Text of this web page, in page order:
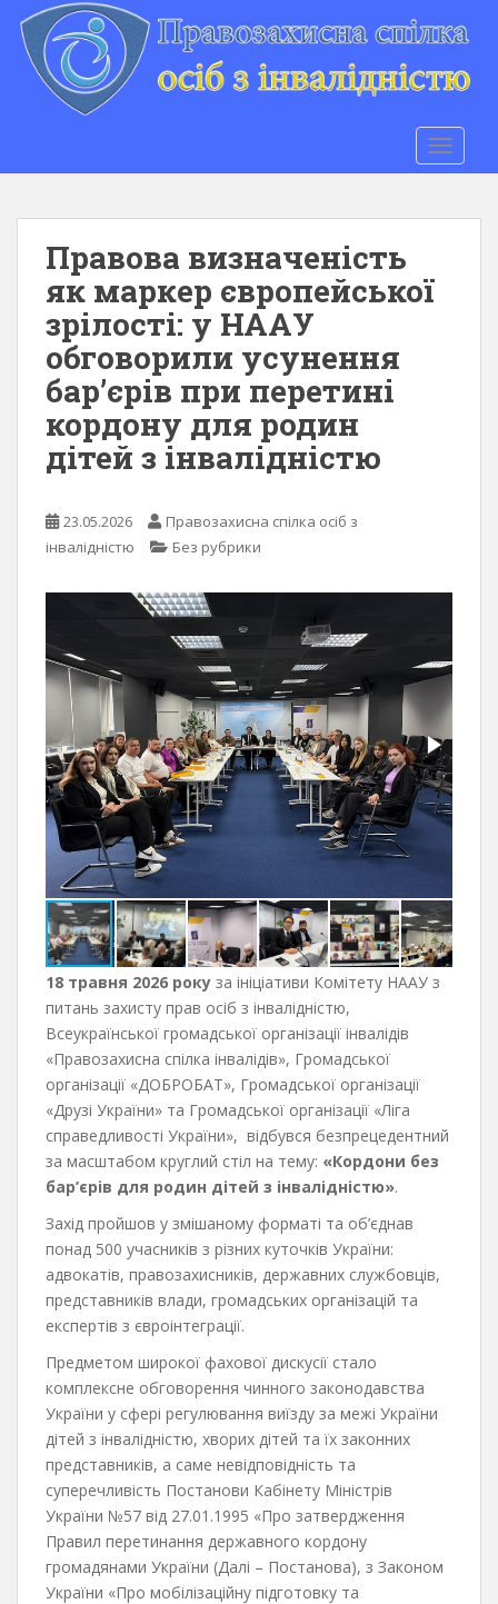
Правова визначеність
як маркер європейської
зрілості: у НААУ
обговорили усунення
бар’єрів при перетині
кордону для родин
дітей з інвалідністю
23.05.2026
Правозахисна спілка осіб з
інвалідністю
Без рубрики
18 травня 2026 року за ініціативи Комітету НААУ з
питань захисту прав осіб з інвалідністю,
Всеукраїнської громадської організації інвалідів
«Правозахисна спілка інвалідів», Громадської
організації «ДОБРОБАТ», Громадської організації
«Друзі України» та Громадської організації «Ліга
справедливості України», відбувся безпрецедентний
за масштабом круглий стіл на тему: «Кордони без
бар’єрів для родин дітей з інвалідністю».
Захід пройшов у змішаному форматі та об’єднав
понад 500 учасників з різних куточків України:
адвокатів, правозахисників, державних службовців,
представників влади, громадських організацій та
експертів з євроінтеграції.
Предметом широкої фахової дискусії стало
комплексне обговорення чинного законодавства
України у сфері регулювання виїзду за межі України
дітей з інвалідністю, хворих дітей та їх законних
представників, а саме невідповідність та
суперечливість Постанови Кабінету Міністрів
України №57 від 27.01.1995 «Про затвердження
Правил перетинання державного кордону
громадянами України (Далі – Постанова), з Законом
України «Про мобілізаційну підготовку та